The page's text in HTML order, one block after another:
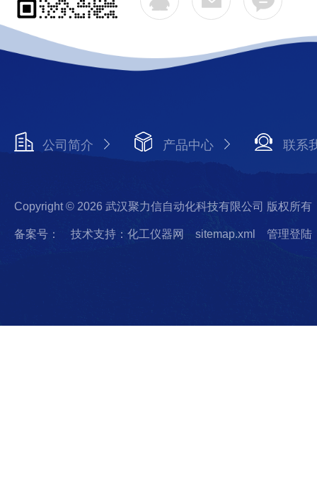
公司简介 产品中心 联系
Copyright © 2026 武汉聚力信自动化科技有限公司 版权所有
备案号： 技术支持：化工仪器网 sitemap.xml 管理登陆